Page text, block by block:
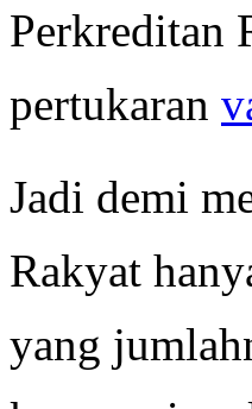
Perkreditan
pertukaran
Jadi demi
Rakyat
yang